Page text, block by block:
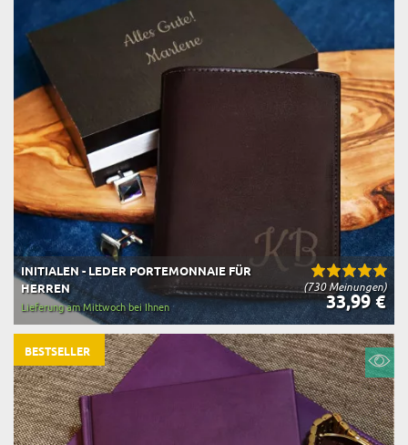
(730 Meinungen)
INITIALEN - LEDER PORTEMONNAIE FÜR
HERREN
33,99 €
Lieferung am Mittwoch bei Ihnen
BESTSELLER